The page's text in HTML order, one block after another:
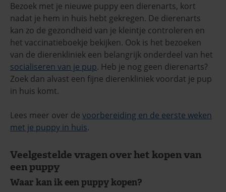
Bezoek met je nieuwe puppy een dierenarts, kort
nadat je hem in huis hebt gekregen. De dierenarts
kan zo de gezondheid van je kleintje controleren en
het vaccinatieboekje bekijken. Ook is het bezoeken
van de dierenkliniek een belangrijk onderdeel van het
socialiseren van je pup. Heb je nog geen dierenarts?
Zoek dan alvast een fijne dierenkliniek voordat je pup
in huis komt.
Lees meer over de voorbereiding en de eerste weken
met je puppy in huis.
Veelgestelde vragen over het kopen van
een puppy
Waar kan ik een puppy kopen?